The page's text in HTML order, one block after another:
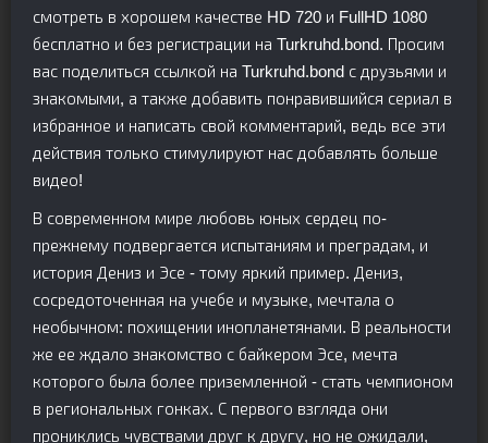
смотреть в хорошем качестве HD 720 и FullHD 1080
бесплатно и без регистрации на Turkruhd.bond. Просим
вас поделиться ссылкой на Turkruhd.bond с друзьями и
знакомыми, а также добавить понравившийся сериал в
избранное и написать свой комментарий, ведь все эти
действия только стимулируют нас добавлять больше
видео!
В современном мире любовь юных сердец по-
прежнему подвергается испытаниям и преградам, и
история Дениз и Эсе - тому яркий пример. Дениз,
сосредоточенная на учебе и музыке, мечтала о
необычном: похищении инопланетянами. В реальности
же ее ждало знакомство с байкером Эсе, мечта
которого была более приземленной - стать чемпионом
в региональных гонках. С первого взгляда они
прониклись чувствами друг к другу, но не ожидали,